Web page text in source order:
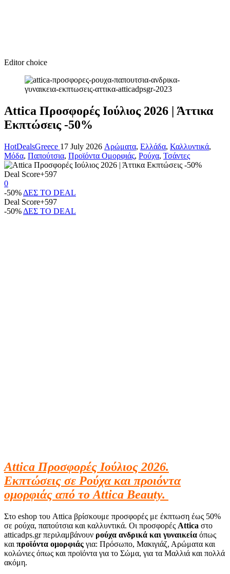
Editor choice
Attica Προσφορές Ιούλιος 2026 | Άττικα
Εκπτώσεις -50%
HotDealsGreece 17 July 2026 Αρώματα, Ελλάδα, Καλλυντικά,
Μόδα, Παπούτσια, Προϊόντα Ομορφιάς, Ρούχα, Τσάντες
Deal Score+597
0
-50% ΔΕΣ ΤΟ DEAL
Deal Score+597
-50% ΔΕΣ ΤΟ DEAL
Attica Προσφορές Ιούλιος 2026.
Εκπτώσεις σε Ρούχα και προιόντα
ομορφιάς από το Attica Beauty.
Στο eshop του Attica βρίσκουμε προσφορές με έκπτωση έως 50%
σε ρούχα, παπούτσια και καλλυντικά. Οι προσφορές Attica στο
atticadps.gr περιλαμβάνουν ρούχα ανδρικά και γυναικεία όπως
και προϊόντα ομορφιάς για: Πρόσωπο, Μακιγιάζ, Αρώματα και
κολώνιες όπως και προϊόντα για το Σώμα, για τα Μαλλιά και πολλά
ακόμη.